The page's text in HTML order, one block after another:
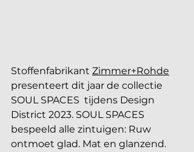
Stoffenfabrikant Zimmer+Rohde
presenteert dit jaar de collectie
SOUL SPACES  tijdens Design
District 2023. SOUL SPACES
bespeeld alle zintuigen: Ruw
ontmoet glad. Mat en glanzend.